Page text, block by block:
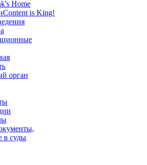
Home
Content is King!
орган
в суды